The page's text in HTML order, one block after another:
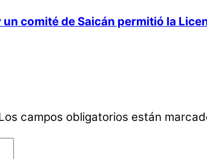
comité de Saicán permitió la
campos obligatorios están